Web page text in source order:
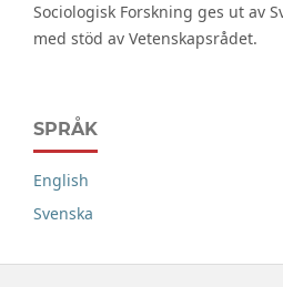
Sociologisk Forskning ges ut av
med stöd av Vetenskapsrådet.
SPRÅK
English
Svenska